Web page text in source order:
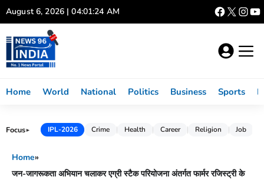
Skip
to
content
August 6, 2026 | 04:01:25 AM
Home World National Politics Business Sports
Focus► IPL-2026 Crime Health Career Religion Job
Home»
जन-जागरूकता अभियान चलाकर एग्री स्टैक परियोजना अंतर्गत फार्मर रजिस्ट्री के